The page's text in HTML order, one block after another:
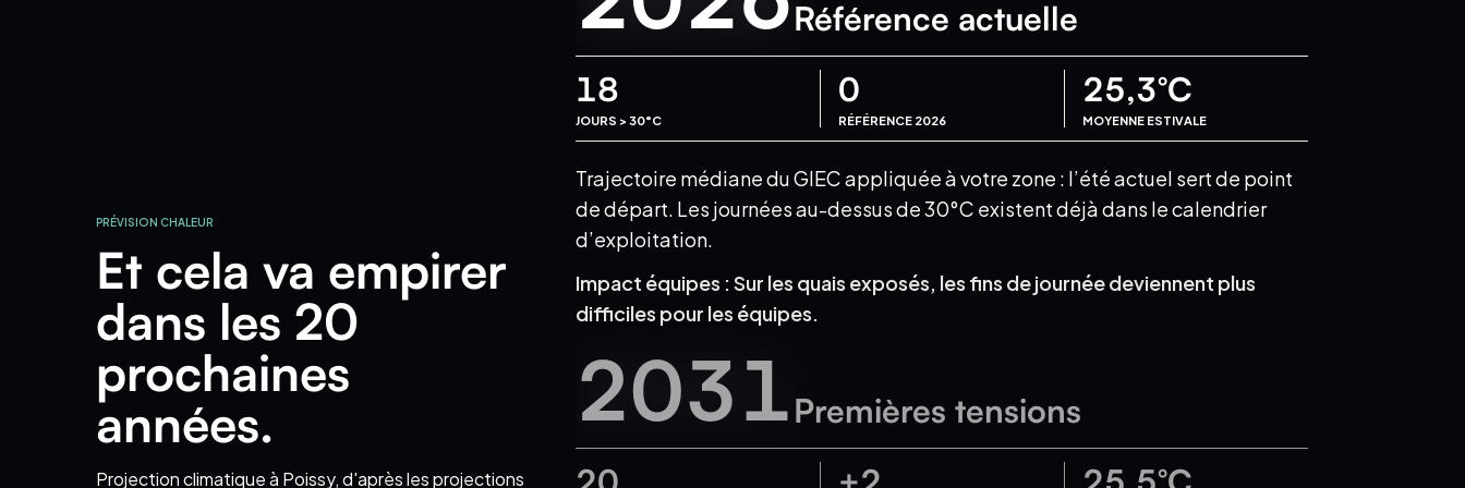
PRÉVISION CHALEUR
Et cela va empirer
dans les 20
prochaines
années.
Projection climatiqueà Poissy, d'après les projections
Référence actuelle
18
JOURS > 30°C
0
RÉFÉRENCE 2026
25,3°C
MOYENNE ESTIVALE
Trajectoire médiane du GIEC appliquée à votre zone : l’été actuel sert de point
de départ. Les journées au-dessus de 30°C existent déjà dans le calendrier
d’exploitation.
Impact équipes :Sur les quais exposés, les fins de journée deviennent plus
difficiles pour les équipes.
2031Premières tensions